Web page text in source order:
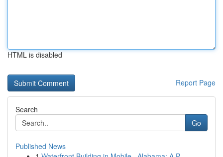
HTML is disabled
Report Page
Search
Go
Published News